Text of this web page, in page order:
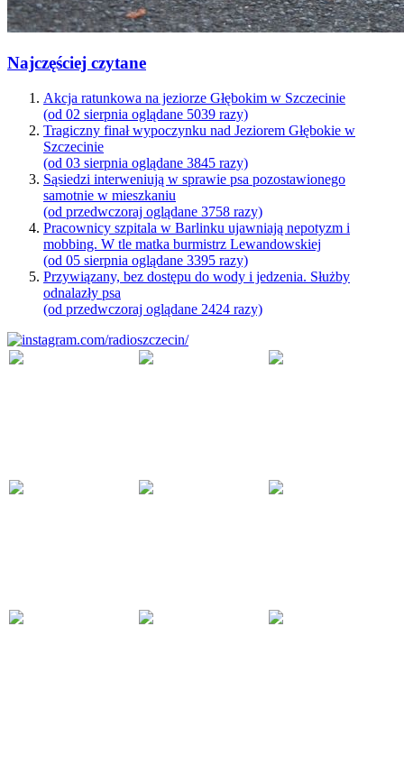
Najczęściej czytane
Akcja ratunkowa na jeziorze Głębokim w Szczecinie
(od 02 sierpnia oglądane 5039 razy)
Tragiczny finał wypoczynku nad Jeziorem Głębokie w
Szczecinie
(od 03 sierpnia oglądane 3845 razy)
Sąsiedzi interweniują w sprawie psa pozostawionego
samotnie w mieszkaniu
(od przedwczoraj oglądane 3758 razy)
Pracownicy szpitala w Barlinku ujawniają nepotyzm i
mobbing. W tle matka burmistrz Lewandowskiej
(od 05 sierpnia oglądane 3395 razy)
Przywiązany, bez dostępu do wody i jedzenia. Służby
odnalazły psa
(od przedwczoraj oglądane 2424 razy)